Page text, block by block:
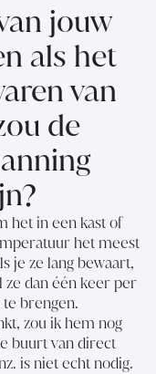
jouw
als het
van
de
het in een kast of
het meest
je ze lang bewaart,
ze dan één keer per
brengen.
zou ik hem nog
buurt van direct
is niet echt nodig.